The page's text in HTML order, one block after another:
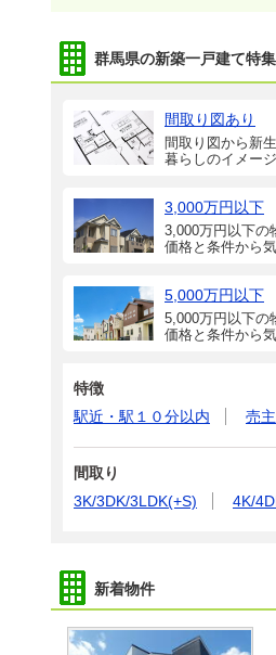
群馬県の新築一戸建て特集
間取り図あり
間取り図から新
暮らしのイメー
3,000万円以下
3,000万円以下の
価格と条件から
5,000万円以下
5,000万円以下の
価格と条件から
特徴
駅近・駅１０分以内
売
間取り
3K/3DK/3LDK(+S)
4K/
新着物件